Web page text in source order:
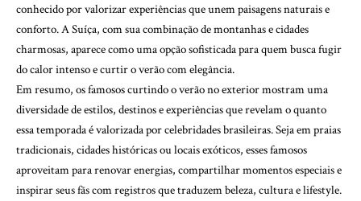
conhecido por valorizar experiências que unem paisagens naturais e
conforto. A Suíça, com sua combinação de montanhas e cidades
charmosas, aparece como uma opção sofisticada para quem busca fugir
do calor intenso e curtir o verão com elegância.
Em resumo, os famosos curtindo o verão no exterior mostram uma
diversidade de estilos, destinos e experiências que revelam o quanto
essa temporada é valorizada por celebridades brasileiras. Seja em praias
tradicionais, cidades históricas ou locais exóticos, esses famosos
aproveitam para renovar energias, compartilhar momentos especiais e
inspirar seus fãs com registros que traduzem beleza, cultura e lifestyle.